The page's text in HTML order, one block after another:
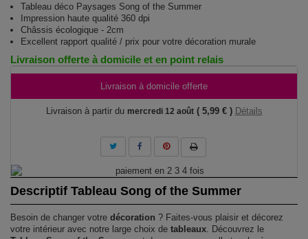
Tableau déco Paysages Song of the Summer
Impression haute qualité 360 dpi
Châssis écologique - 2cm
Excellent rapport qualité / prix pour votre décoration murale
Livraison offerte à domicile et en point relais
Livraison à domicile offerte
Livraison à partir du mercredi 12 août ( 5,99 € ) Détails
Descriptif Tableau Song of the Summer
Besoin de changer votre décoration ? Faites-vous plaisir et décorez
votre intérieur avec notre large choix de tableaux. Découvrez le